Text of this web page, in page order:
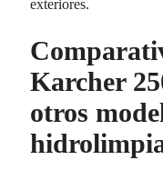
exteriores.
Karcher
otros